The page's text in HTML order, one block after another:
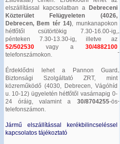
elszállítással kapcsolatban a
Debreceni
Közterület Felügyeleten (4026,
Debrecen, Bem tér 14), munkanapokon
hétfőtől csütörtökig 7.30-16.00-ig,
pénteken 7.30-13.30-ig, illetve az
52/502530vagy a 30/4882100
telefonszámokon.
Érdeklődni lehet a Pannon Guard
Biztonsági Szolgáltató ZRT, mint
közreműködő (4030, Debrecen, Vágóhíd
u. 10-12) ügyeletén hétfőtől vasárnapig 0-
24 óráig, valamint a 30/8704255-ös
telefonszámon.
Jármű elszállítással kerékbilincseléssel
kapcsolatos tájékoztató
-
-
-
-